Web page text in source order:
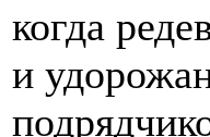
когда
и